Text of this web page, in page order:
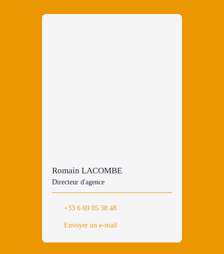
Romain LACOMBE
Directeur d'agence
+33 6 69 05 38 48
Envoyer un e-mail